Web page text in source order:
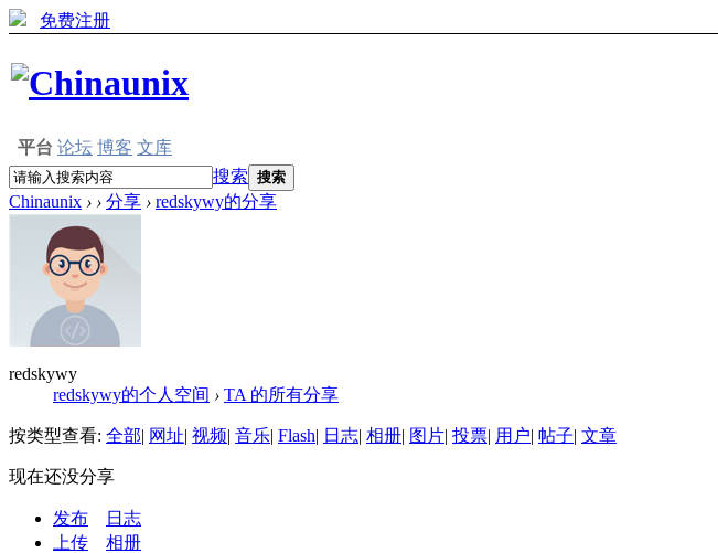
免费注册
平台 论坛 博客 文库
搜索 搜索
Chinaunix › › 分享 › redskywy的分享
redskywy
redskywy的个人空间 › TA 的所有分享
按类型查看: 全部| 网址| 视频| 音乐| Flash| 日志| 相册| 图片| 投票| 用户| 帖子| 文章
现在还没分享
发布
日志
上传
相册